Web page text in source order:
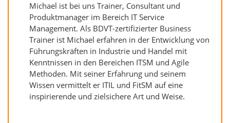
Michael ist bei uns Trainer, Consultant und
Produktmanager im Bereich IT Service
Management. Als BDVT-zertifizierter Business
Trainer ist Michael erfahren in der Entwicklung von
Führungskräften in Industrie und Handel mit
Kenntnissen in den Bereichen ITSM und Agile
Methoden. Mit seiner Erfahrung und seinem
Wissen vermittelt er ITIL und FitSM auf eine
inspirierende und zielsichere Art und Weise.